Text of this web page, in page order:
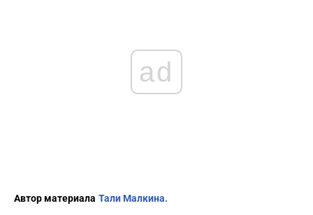
ad
Автор материала Тали Малкина.